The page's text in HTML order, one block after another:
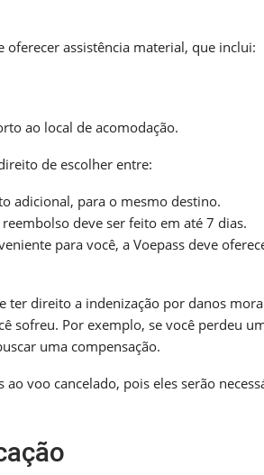
oferecer assistência material, que inclui:
ao local de acomodação.
de escolher entre:
adicional, para o mesmo destino.
deve ser feito em até 7 dias.
para você, a Voepass deve
ter direito a indenização por danos
sofreu. Por exemplo, se você perdeu
uma compensação.
voo cancelado, pois eles serão